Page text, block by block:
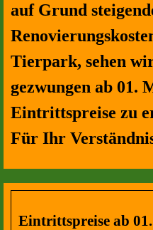
auf Grund
Tierpark, sehen
gezwungen ab 01.
Eintrittspreise zu
Für Ihr
Eintrittspreise ab